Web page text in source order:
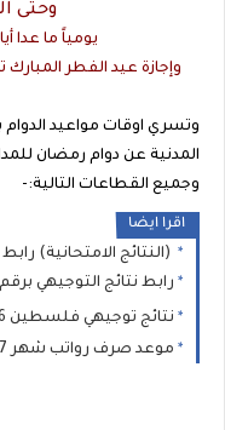
وحتى
يومياً ما عدا
وتسري اوقات مواعيد
المدنية عن دوام رمضان
وجميع القطاعات التالية:-
اقرا ايضا
(النتائج الامتحانية) رابط موقع وزارة التربية
رابط نتائج التوجيهي برقم الجلوس المكون من (6 أو 8
نتائج توجيهي فلسطين 2026 🎓 بالاسم ورقم الجلوس درجات امتحان الثانوية العامة (التوجيهي)
موعد صرف رواتب شهر 7 2026 في ليبيا ( شملت عدد من إلافراجات المالية) وخطوات الاستعلام عبر منظومة "راتبك لحظي"